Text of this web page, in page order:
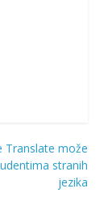
Translate može
stranih
jezika